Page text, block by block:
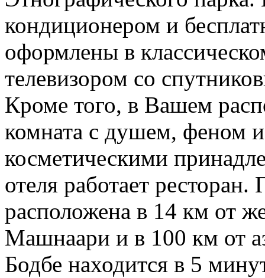
кондиционером и
оформлены в
телевизором со
Кроме того, в Вашем
комната с душем, феном
косметическими
отеля работает
расположена в 14 км от
Машнаари и в 100 км от
Бодбе находится в 5